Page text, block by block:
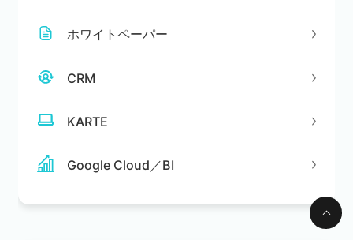
ホワイトペーパー
CRM
KARTE
Google Cloud／BI